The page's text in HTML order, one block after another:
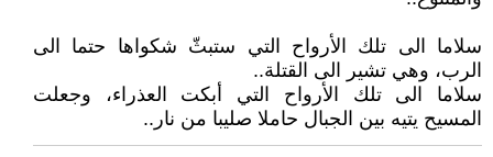
سلاما الى تلك الأرواح التي ستبثّ شكواها حتما الى
الرب، وهي تشير الى القتلة..
سلاما الى تلك الأرواح التي أبكت العذراء، وجعلت
المسيح يتيه بين الجبال حاملا صليبا من نار..